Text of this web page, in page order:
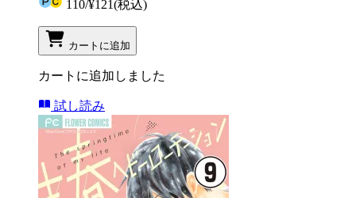
110/¥121 (税込)
カートに追加
カートに追加しました
試し読み